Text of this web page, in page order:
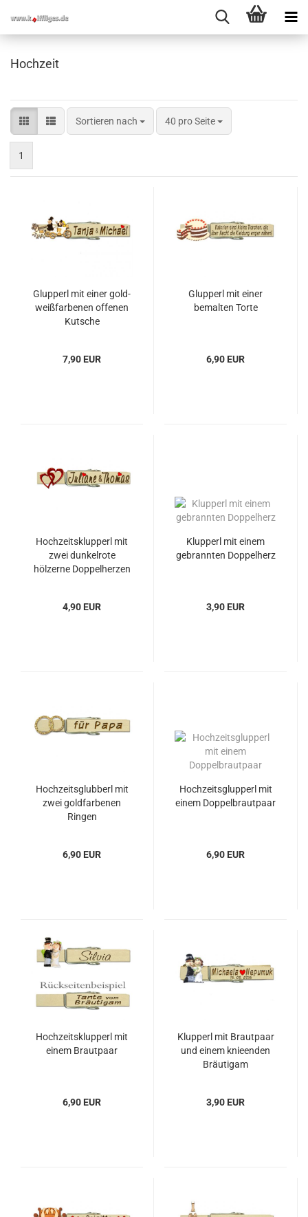
Hochzeit
Sortieren nach 40 pro Seite
1
Glupperl mit einer gold-
weißfarbenen offenen
Kutsche
7,90 EUR
Glupperl mit einer
bemalten Torte
6,90 EUR
Hochzeitsklupperl mit
zwei dunkelrote
hölzerne Doppelherzen
4,90 EUR
Klupperl mit einem
gebrannten Doppelherz
3,90 EUR
Hochzeitsglubberl mit
zwei goldfarbenen
Ringen
6,90 EUR
Hochzeitsglupperl mit
einem Doppelbrautpaar
6,90 EUR
Hochzeitsklupperl mit
einem Brautpaar
6,90 EUR
Klupperl mit Brautpaar
und einem knieenden
Bräutigam
3,90 EUR